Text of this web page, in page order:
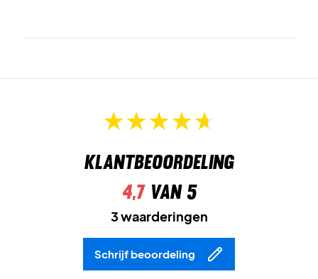
Klantbeoordeling
4,7van 5
3 waarderingen
Schrijf beoordeling